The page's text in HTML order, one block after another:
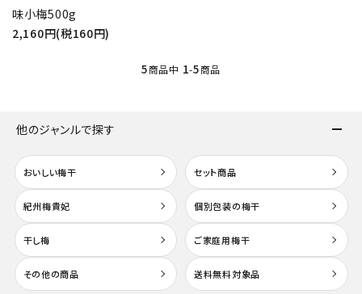
味小梅500g
2,160円(税160円)
5商品中 1-5商品
他のジャンルで探す
おいしい梅干 セット商品
紀州梅貴妃 個別包装の梅干
干し梅 ご家庭用梅干
その他の商品 送料無料対象品